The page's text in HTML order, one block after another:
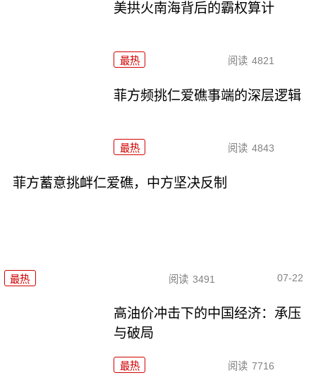
美拱火南海背后的霸权算计
最热 阅读 4821
菲方频挑仁爱礁事端的深层逻辑
最热 阅读 4843
菲方蓄意挑衅仁爱礁，中方坚决反制
最热 阅读 3491 07-22
高油价冲击下的中国经济：承压
与破局
最热 阅读 7716